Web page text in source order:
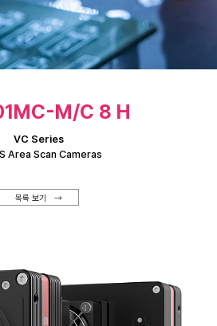
M/C 8 H
VC Series
Area Scan Cameras
목록 보기